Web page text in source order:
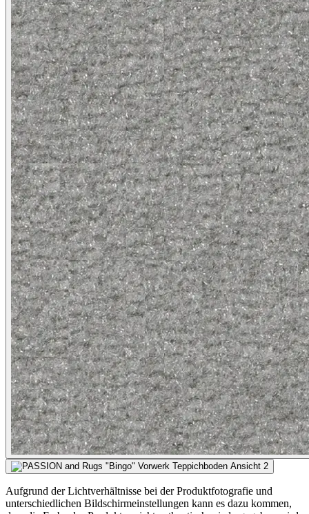
Aufgrund der Lichtverhältnisse bei der Produktfotografie und
unterschiedlichen Bildschirmeinstellungen kann es dazu kommen,